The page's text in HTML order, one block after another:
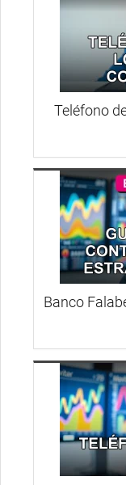
Teléfono
Banco